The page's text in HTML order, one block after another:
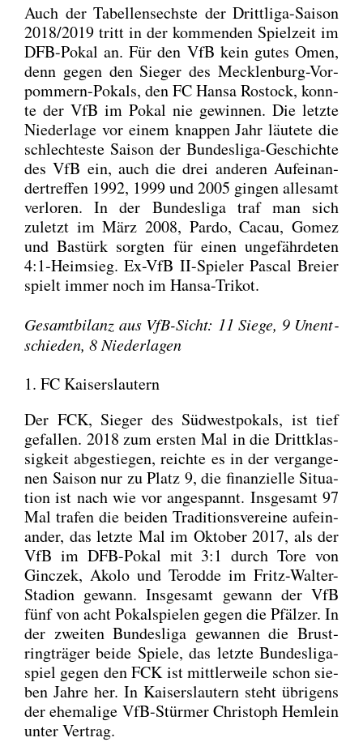
Auch der Tabel­len­sechs­te der Dritt­li­ga-Sai­son
2018/2019 tritt in der kom­men­den Spiel­zeit im
DFB-Pokal an. Für den VfB kein gutes Omen,
denn gegen den Sie­ger des Meck­len­burg-Vor­
pom­mern-Pokals, den FC Han­sa Ros­tock, konn­
te der VfB im Pokal nie gewin­nen. Die letz­te
Nie­der­la­ge vor einem knap­pen Jahr läu­te­te die
schlech­tes­te Sai­son der Bun­des­li­ga-Geschich­te
des VfB ein, auch die drei ande­ren Auf­ein­an­
der­tref­fen 1992, 1999 und 2005 gin­gen alle­samt
ver­lo­ren. In der Bun­des­li­ga traf man sich
zuletzt im März 2008, Par­do, Cacau, Gomez
und Bas­türk sorg­ten für einen unge­fähr­de­ten
4:1‑Heimsieg. Ex-VfB II-Spie­ler Pas­cal Brei­er
spielt immer noch im Han­sa-Tri­kot.
Gesamt­bi­lanz aus VfB-Sicht: 11 Sie­ge, 9 Unent­
schie­den, 8 Nie­der­la­gen
1. FC Kaiserslautern
Der FCK, Sie­ger des Süd­west­po­kals, ist tief
gefal­len. 2018 zum ers­ten Mal in die Dritt­klas­
sig­keit abge­stie­gen, reich­te es in der ver­gan­ge­
nen Sai­son nur zu Platz 9, die finan­zi­el­le Situa­
ti­on ist nach wie vor ange­spannt. Ins­ge­samt 97
Mal tra­fen die bei­den Tra­di­ti­ons­ver­ei­ne auf­ein­
an­der, das letz­te Mal im Okto­ber 2017, als der
VfB im DFB-Pokal mit 3:1 durch Tore von
Gin­c­zek, Ako­lo und Terod­de im Fritz-Wal­ter-
Sta­di­on gewann. Ins­ge­samt gewann der VfB
fünf von acht Pokal­spie­len gegen die Pfäl­zer. In
der zwei­ten Bun­des­li­ga gewan­nen die Brust­
ring­trä­ger bei­de Spie­le, das letz­te Bun­des­li­ga­
spiel gegen den FCK ist mitt­ler­wei­le schon sie­
ben Jah­re her. In Kai­sers­lau­tern steht übri­gens
der ehe­ma­li­ge VfB-Stür­mer Chris­toph Hem­lein
unter Ver­trag.